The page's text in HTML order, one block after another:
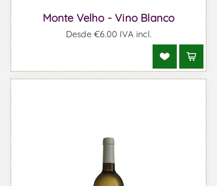
Monte Velho - Vino Blanco
Desde €6,00 IVA incl.